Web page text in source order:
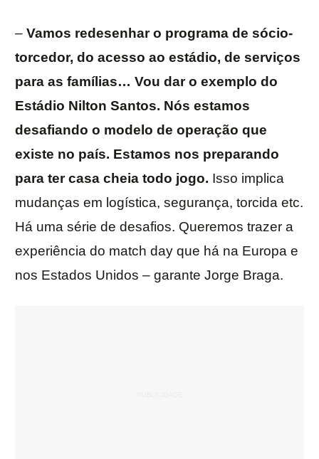
– Vamos redesenhar o programa de sócio-
torcedor, do acesso ao estádio, de serviços
para as famílias… Vou dar o exemplo do
Estádio Nilton Santos. Nós estamos
desafiando o modelo de operação que
existe no país. Estamos nos preparando
para ter casa cheia todo jogo. Isso implica
mudanças em logística, segurança, torcida etc.
Há uma série de desafios. Queremos trazer a
experiência do match day que há na Europa e
nos Estados Unidos – garante Jorge Braga.